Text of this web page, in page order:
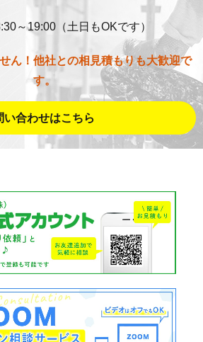
～19:00（土日もOKです）
ん！他社との相見積もりも大歓迎で
す。
い合わせはこちら